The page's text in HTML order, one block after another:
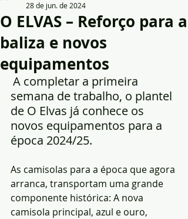
O ELVAS – Reforço para a
baliza e novos
equipamentos
28 de jun. de 2024
A completar a primeira
semana de trabalho, o plantel
de O Elvas já conhece os
novos equipamentos para a
época 2024/25.
As camisolas para a época que agora
arranca, transportam uma grande
componente histórica: A nova
camisola principal, azul e ouro,